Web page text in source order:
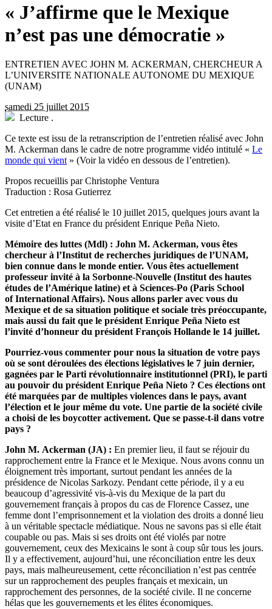
« J’affirme que le Mexique
n’est pas une démocratie »
ENTRETIEN AVEC JOHN M. ACKERMAN, CHERCHEUR A
L’UNIVERSITE NATIONALE AUTONOME DU MEXIQUE
(UNAM)
samedi 25 juillet 2015
Lecture .
Ce texte est issu de la retranscription de l’entretien réalisé avec John
M. Ackerman dans le cadre de notre programme vidéo intitulé « Le
monde qui vient » (Voir la vidéo en dessous de l’entretien).
Propos recueillis par Christophe Ventura
Traduction : Rosa Gutierrez
Cet entretien a été réalisé le 10 juillet 2015, quelques jours avant la
visite d’Etat en France du président Enrique Peña Nieto.
Mémoire des luttes (Mdl) : John M. Ackerman, vous êtes
chercheur à l’Institut de recherches juridiques de l’UNAM,
bien connue dans le monde entier. Vous êtes actuellement
professeur invité à la Sorbonne-Nouvelle (Institut des hautes
études de l’Amérique latine) et à Sciences-Po (Paris School
of International Affairs). Nous allons parler avec vous du
Mexique et de sa situation politique et sociale très préoccupante,
mais aussi du fait que le président Enrique Peña Nieto est
l’invité d’honneur du président François Hollande le 14 juillet.
Pourriez-vous commenter pour nous la situation de votre pays
où se sont déroulées des élections législatives le 7 juin dernier,
gagnées par le Parti révolutionnaire institutionnel (PRI), le parti
au pouvoir du président Enrique Peña Nieto ? Ces élections ont
été marquées par de multiples violences dans le pays, avant
l’élection et le jour même du vote. Une partie de la société civile
a choisi de les boycotter activement. Que se passe-t-il dans votre
pays ?
John M. Ackerman (JA) : En premier lieu, il faut se réjouir du
rapprochement entre la France et le Mexique. Nous avons connu un
éloignement très important, surtout pendant les années de la
présidence de Nicolas Sarkozy. Pendant cette période, il y a eu
beaucoup d’agressivité vis-à-vis du Mexique de la part du
gouvernement français à propos du cas de Florence Cassez, une
femme dont l’emprisonnement et la violation des droits a donné lieu
à un véritable spectacle médiatique. Nous ne savons pas si elle était
coupable ou pas. Mais si ses droits ont été violés par notre
gouvernement, ceux des Mexicains le sont à coup sûr tous les jours.
Il y a effectivement, aujourd’hui, une réconciliation entre les deux
pays, mais malheureusement, cette réconciliation n’est pas centrée
sur un rapprochement des peuples français et mexicain, un
rapprochement des personnes, de la société civile. Il ne concerne
hélas que les gouvernements et les élites économiques.